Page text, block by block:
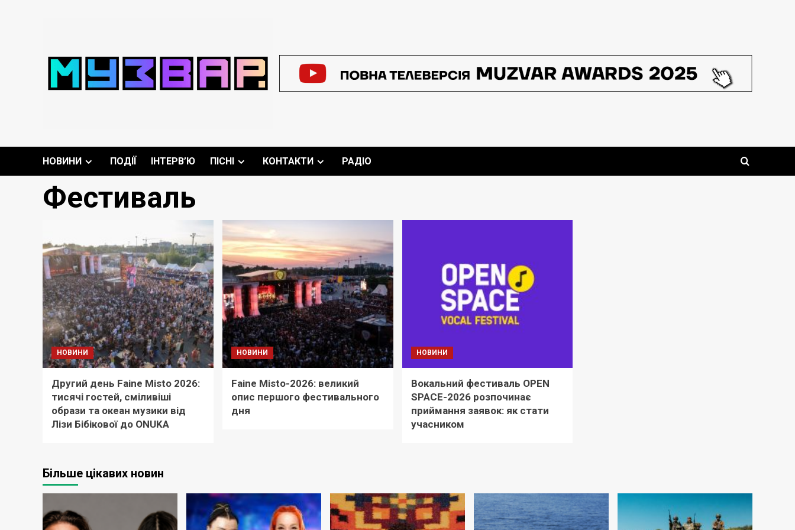
НОВИНИ ПОДІЇ ІНТЕРВ’Ю ПІСНІ КОНТАКТИ РАДІО
Фестиваль
НОВИНИ
Другий день Faine Misto 2026:
тисячі гостей, сміливіші
образи та океан музики від
Лізи Бібікової до ONUKA
НОВИНИ
Faine Misto-2026: великий
опис першого фестивального
дня
НОВИНИ
Вокальний фестиваль OPEN
SPACE-2026 розпочинає
приймання заявок: як стати
учасником
Більше цікавих новин